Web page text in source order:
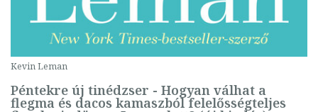
Kevin Leman
Péntekre új tinédzser - Hogyan válhat a
flegma és dacos kamaszból felelősségteljes